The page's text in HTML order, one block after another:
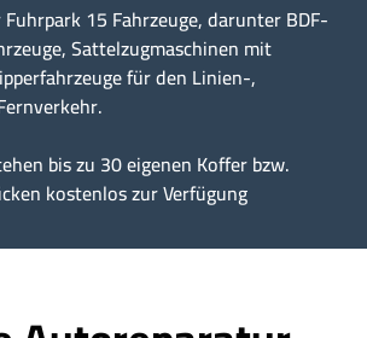
15 Fahrzeuge, darunter BDF-
Sattelzugmaschinen mit
für den Linien-,
bis zu 30 eigenen Koffer bzw.
kostenlos zur Verfügung